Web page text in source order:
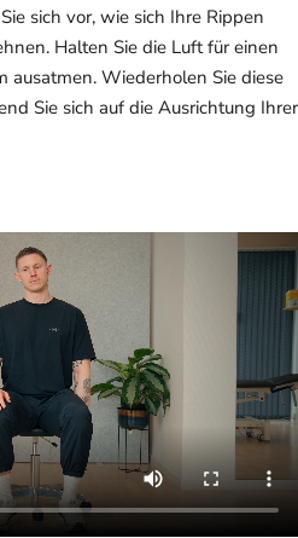
sich vor, wie sich Ihre Rippen
Halten Sie die Luft für einen
ausatmen. Wiederholen Sie diese
Sie sich auf die Ausrichtung Ihrer